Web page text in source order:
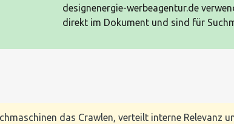
designenergie-werbeagentur.de
direkt im Dokument und sind für
das Crawlen, verteilt interne Relevanz